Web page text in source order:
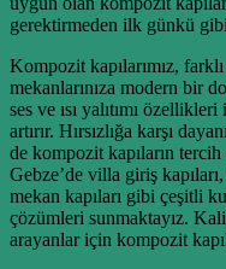
gerektirmeden ilk günkü
Kompozit kapılarımız,
mekanlarınıza modern bir
ses ve ısı yalıtımı
artırır. Hırsızlığa karşı
de kompozit kapıların
Gebze’de villa giriş
mekan kapıları gibi çeşitli
çözümleri sunmaktayız.
arayanlar için kompozit